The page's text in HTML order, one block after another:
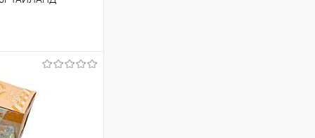
от 250 000 ₽
указана в корзине и